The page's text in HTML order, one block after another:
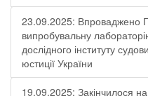
23.09.2025: Впроваджено
випробувальну
дослідного інституту
юстиції України
19.09.2025: Закінчилося